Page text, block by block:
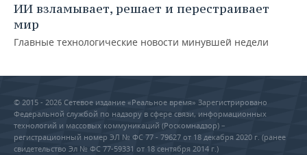
ИИ взламывает, решает и перестраивает
мир
Главные технологические новости минувшей недели
© 2015 - 2026 Сетевое издание «Реальное время» Зарегистрировано
Федеральной службой по надзору в сфере связи, информационных
технологий и массовых коммуникаций (Роскомнадзор) –
регистрационный номер ЭЛ № ФС 77 - 79627 от 18 декабря 2020 г. (ранее
свидетельство Эл № ФС 77-59331 от 18 сентября 2014 г.)